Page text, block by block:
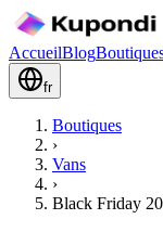
AccueilBlog
fr
Boutiques
›
Vans
›
Black Friday